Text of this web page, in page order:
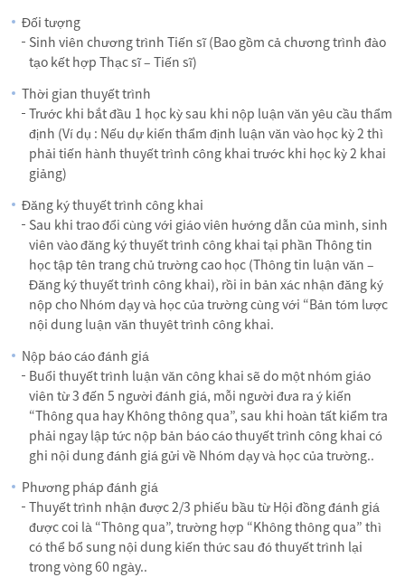
Đối tượng
Sinh viên chương trình Tiến sĩ (Bao gồm cả chương trình đào
tạo kết hợp Thạc sĩ – Tiến sĩ)
Thời gian thuyết trình
Trước khi bắt đầu 1 học kỳ sau khi nộp luận văn yêu cầu thẩm
định (Ví dụ : Nếu dự kiến thẩm định luận văn vào học kỳ 2 thì
phải tiến hành thuyết trình công khai trước khi học kỳ 2 khai
giảng)
Đăng ký thuyết trình công khai
Sau khi trao đổi cùng với giáo viên hướng dẫn của mình, sinh
viên vào đăng ký thuyết trình công khai tại phần Thông tin
học tập tên trang chủ trường cao học (Thông tin luận văn –
Đăng ký thuyết trình công khai), rồi in bản xác nhận đăng ký
nộp cho Nhóm dạy và học của trường cùng với “Bản tóm lược
nội dung luận văn thuyêt trình công khai.
Nộp báo cáo đánh giá
Buổi thuyết trình luận văn công khai sẽ do một nhóm giáo
viên từ 3 đến 5 người đánh giá, mỗi người đưa ra ý kiến
“Thông qua hay Không thông qua”, sau khi hoàn tất kiểm tra
phải ngay lập tức nộp bản báo cáo thuyết trình công khai có
ghi nội dung đánh giá gửi về Nhóm dạy và học của trường..
Phương pháp đánh giá
Thuyết trình nhận được 2/3 phiếu bầu từ Hội đồng đánh giá
được coi là “Thông qua”, trường hợp “Không thông qua” thì
có thể bổ sung nội dung kiến thức sau đó thuyết trình lại
trong vòng 60 ngày..